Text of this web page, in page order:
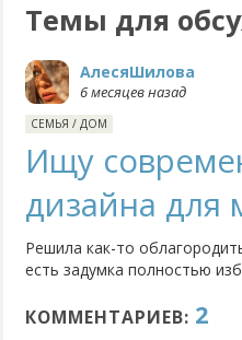
Темы для
АлесяШилова
6 месяцев назад
СЕМЬЯ / ДОМ
Ищу
дизайна для
Решила как-то
есть задумка полностью
приобрести из
КОММЕНТАРИЕВ: 2